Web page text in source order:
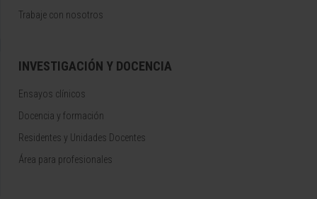
Trabaje con nosotros
INVESTIGACIÓN Y DOCENCIA
Ensayos clínicos
Docencia y formación
Residentes y Unidades Docentes
Área para profesionales